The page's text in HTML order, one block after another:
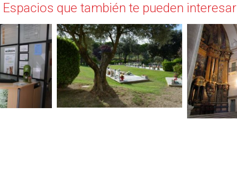
Espacios que también te pueden interesar